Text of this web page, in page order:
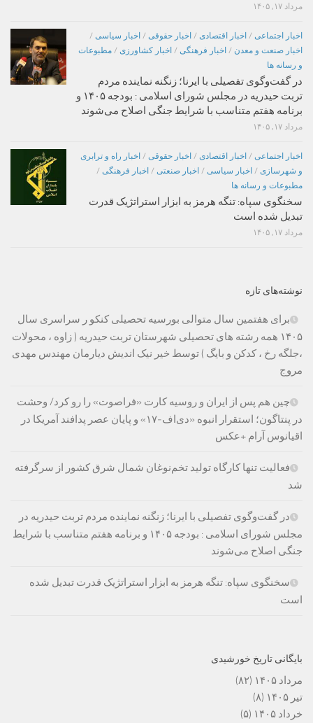
مرداد ۱۷, ۱۴۰۵
اخبار اجتماعی / اخبار اقتصادی / اخبار حقوقی / اخبار سیاسی /
اخبار صنعت و معدن / اخبار فرهنگی / اخبار کشاورزی / مطبوعات
و رسانه ها
در گفت‌وگوی تفصیلی با ایرنا؛ زنگنه نماینده مردم
تربت حیدریه در مجلس شورای اسلامی : بودجه ۱۴۰۵ و
برنامه هفتم متناسب با شرایط جنگی اصلاح می‌شوند
مرداد ۱۷, ۱۴۰۵
اخبار اجتماعی / اخبار اقتصادی / اخبار حقوقی / اخبار راه و ترابری
و شهرسازی / اخبار سیاسی / اخبار صنعتی / اخبار فرهنگی /
مطبوعات و رسانه ها
سخنگوی سپاه: تنگه هرمز به ابزار استراتژیک قدرت
تبدیل شده است
مرداد ۱۷, ۱۴۰۵
نوشته‌های تازه
برای هفتمین سال متوالی بورسیه تحصیلی کنکو ر سراسری سال
۱۴۰۵ همه رشته های تحصیلی شهرستان تربت حیدریه ( زاوه ، محولات
،جلگه رخ ، کدکن و بایگ ) توسط خیر نیک اندیش دیارمان مهندس مهدی
مروج
چین هم پس از ایران و روسیه کارت «فراصوت» را رو کرد/ وحشت
در پنتاگون؛ استقرار انبوه «دی‌اف‑۱۷» و پایان عصر پدافند آمریکا در
اقیانوس آرام +عکس
فعالیت تنها کارگاه تولید تخم‌نوغان شمال شرق کشور از سرگرفته
شد
در گفت‌وگوی تفصیلی با ایرنا؛ زنگنه نماینده مردم تربت حیدریه در
مجلس شورای اسلامی : بودجه ۱۴۰۵ و برنامه هفتم متناسب با شرایط
جنگی اصلاح می‌شوند
سخنگوی سپاه: تنگه هرمز به ابزار استراتژیک قدرت تبدیل شده
است
بایگانی تاریخ خورشیدی
مرداد ۱۴۰۵
(۸۲)
تیر ۱۴۰۵
(۸)
خرداد ۱۴۰۵
(۵)